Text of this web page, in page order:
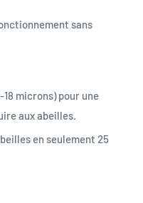
sans
microns) pour une
aux abeilles.
en seulement 25